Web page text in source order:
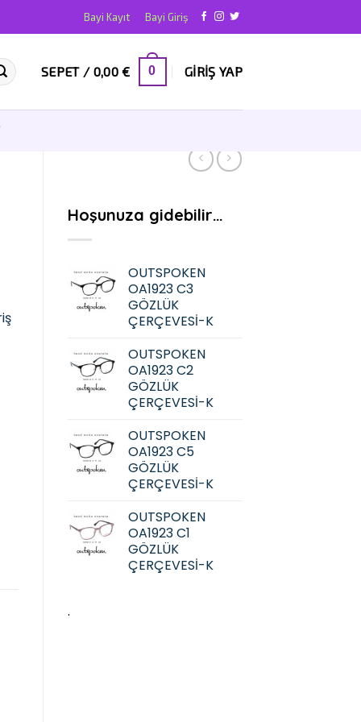
Bayi Kayıt Bayi Giriş
SEPET / 0,00€ 0 GIRIŞ YAP
Hoşunuza gidebilir…
OUTSPOKEN
OA1923 C3
GÖZLÜK
ÇERÇEVESİ-K
OUTSPOKEN
OA1923 C2
GÖZLÜK
ÇERÇEVESİ-K
OUTSPOKEN
OA1923 C5
GÖZLÜK
ÇERÇEVESİ-K
OUTSPOKEN
OA1923 C1
GÖZLÜK
ÇERÇEVESİ-K
.